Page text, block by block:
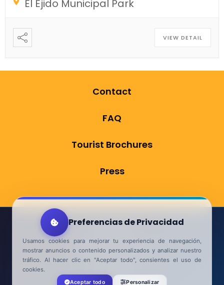
El Ejido Municipal Park
VIEW DETAIL
Contact
FAQ
Tourist Brochures
Press
Preferencias de Privacidad
Usamos cookies para mejorar tu experiencia de navegación,
mostrar anuncios o contenido personalizados y analizar nuestro
tráfico. Al hacer clic en "Aceptar todo", consientes el uso de
cookies.
Aceptar todo Personalizar
Aviso Legal
Política de Privacidad